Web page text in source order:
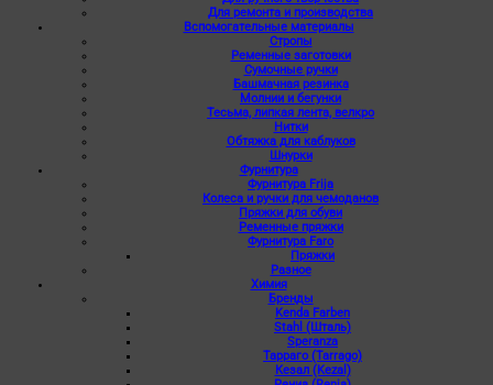
Для ремонта и производства
Вспомогательные материалы
Стропы
Ременные заготовки
Сумочные ручки
Башмачная резинка
Молнии и бегунки
Тесьма, липкая лента, велкро
Нитки
Обтяжка для каблуков
Шнурки
Фурнитура
Фурнитура Frija
Колеса и ручки для чемоданов
Пряжки для обуви
Ременные пряжки
Фурнитура Faro
Пряжки
Разное
Химия
Бренды
Kenda Farben
Stahl (Шталь)
Speranza
Тарраго (Tarrago)
Кезал (Kezal)